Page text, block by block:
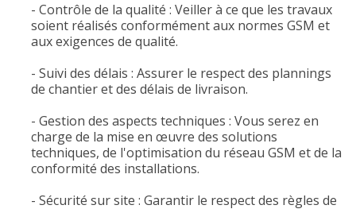
- Contrôle de la qualité : Veiller à ce que les travaux
soient réalisés conformément aux normes GSM et
aux exigences de qualité.
- Suivi des délais : Assurer le respect des plannings
de chantier et des délais de livraison.
- Gestion des aspects techniques : Vous serez en
charge de la mise en œuvre des solutions
techniques, de l'optimisation du réseau GSM et de la
conformité des installations.
- Sécurité sur site : Garantir le respect des règles de